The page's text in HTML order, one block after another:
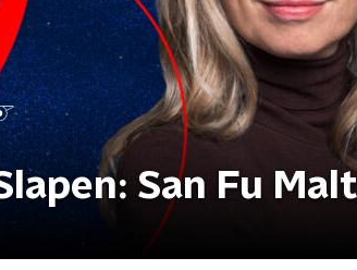
San Fu